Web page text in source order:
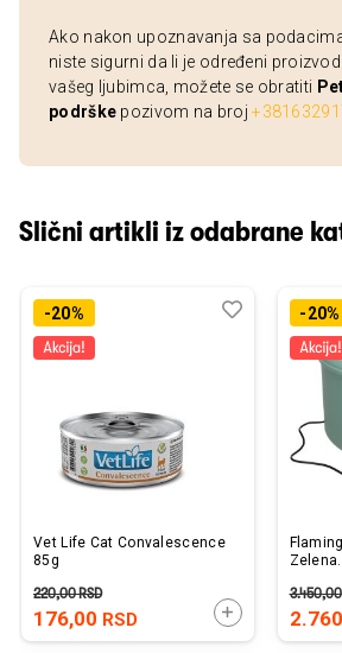
Ako nakon upoznavanja sa
niste sigurni da li je određeni
vašeg ljubimca, možete se obratiti
podrške pozivom na broj
Slični artikli iz odabrane
-20%
Vet Life Cat Convalescence
85g
176,00 RSD
220,00RSD
DODAJTE U
Dodaj
Uporedi-20%
Zelena
2,5L
3.450,00